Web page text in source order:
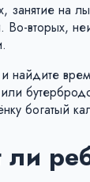
на
Во-вторых,
найдите
или
богатый